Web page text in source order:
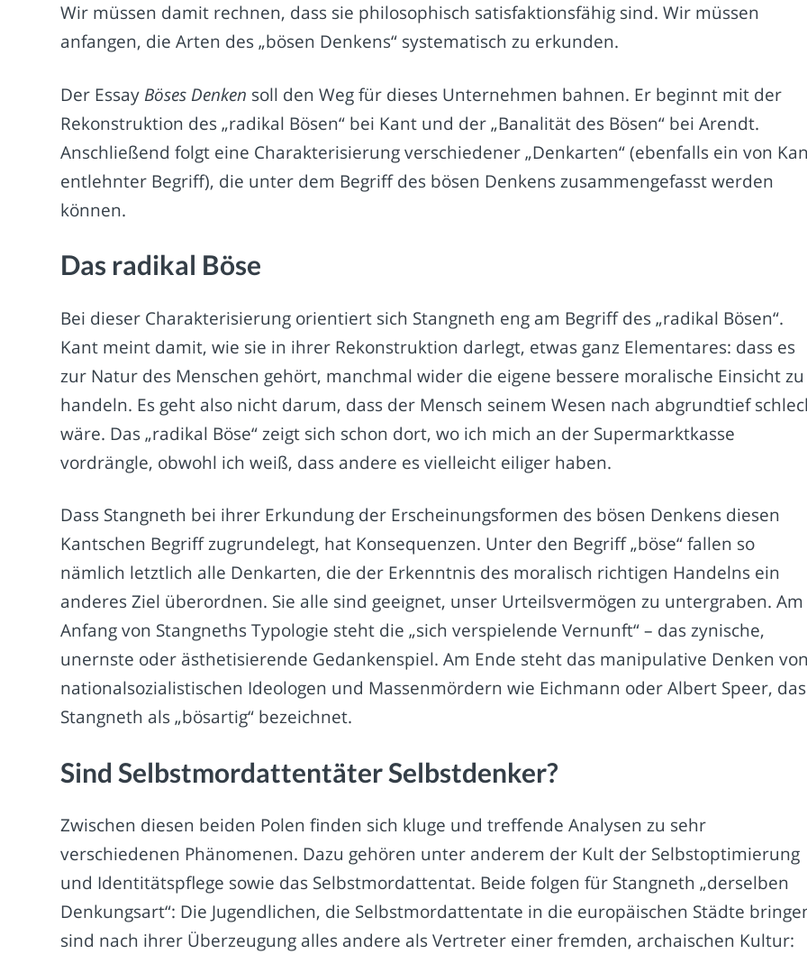
Wir müssen damit rechnen, dass sie philosophisch satisfaktionsfähig sind. Wir müssen
anfangen, die Arten des „bösen Denkens“ systematisch zu erkunden.
Der Essay Böses Denken soll den Weg für dieses Unternehmen bahnen. Er beginnt mit der
Rekonstruktion des „radikal Bösen“ bei Kant und der „Banalität des Bösen“ bei Arendt.
Anschließend folgt eine Charakterisierung verschiedener „Denkarten“ (ebenfalls ein von
entlehnter Begriff), die unter dem Begriff des bösen Denkens zusammengefasst werden
können.
Das radikal Böse
Bei dieser Charakterisierung orientiert sich Stangneth eng am Begriff des „radikal Bösen“.
Kant meint damit, wie sie in ihrer Rekonstruktion darlegt, etwas ganz Elementares: dass es
zur Natur des Menschen gehört, manchmal wider die eigene bessere moralische Einsicht zu
handeln. Es geht also nicht darum, dass der Mensch seinem Wesen nach abgrundtief
wäre. Das „radikal Böse“ zeigt sich schon dort, wo ich mich an der Supermarktkasse
vordrängle, obwohl ich weiß, dass andere es vielleicht eiliger haben.
Dass Stangneth bei ihrer Erkundung der Erscheinungsformen des bösen Denkens diesen
Kantschen Begriff zugrundelegt, hat Konsequenzen. Unter den Begriff „böse“ fallen so
nämlich letztlich alle Denkarten, die der Erkenntnis des moralisch richtigen Handelns ein
anderes Ziel überordnen. Sie alle sind geeignet, unser Urteilsvermögen zu untergraben. Am
Anfang von Stangneths Typologie steht die „sich verspielende Vernunft“ – das zynische,
unernste oder ästhetisierende Gedankenspiel. Am Ende steht das manipulative Denken
nationalsozialistischen Ideologen und Massenmördern wie Eichmann oder Albert Speer, das
Stangneth als „bösartig“ bezeichnet.
Sind Selbstmordattentäter Selbstdenker?
Zwischen diesen beiden Polen finden sich kluge und treffende Analysen zu sehr
verschiedenen Phänomenen. Dazu gehören unter anderem der Kult der Selbstoptimierung
und Identitätspflege sowie das Selbstmordattentat. Beide folgen für Stangneth „derselben
Denkungsart“: Die Jugendlichen, die Selbstmordattentate in die europäischen Städte
sind nach ihrer Überzeugung alles andere als Vertreter einer fremden, archaischen Kultur: